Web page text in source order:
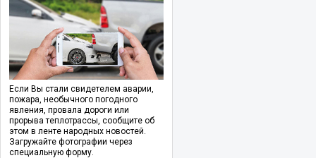
Если Вы стали свидетелем аварии,
пожара, необычного погодного
явления, провала дороги или
прорыва теплотрассы, сообщите об
этом в ленте народных новостей.
Загружайте фотографии через
специальную форму.